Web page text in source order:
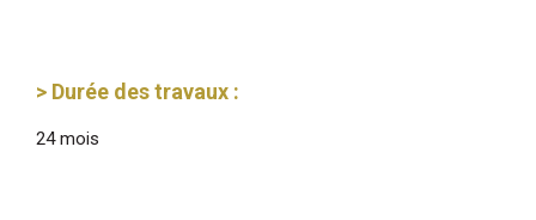
> Durée des travaux :
24 mois